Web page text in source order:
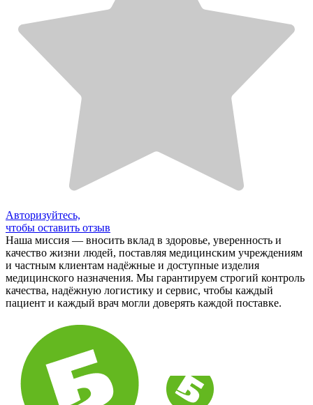
Авторизуйтесь,
чтобы оставить отзыв
Наша миссия — вносить вклад в здоровье, уверенность и
качество жизни людей, поставляя медицинским учреждениям
и частным клиентам надёжные и доступные изделия
медицинского назначения. Мы гарантируем строгий контроль
качества, надёжную логистику и сервис, чтобы каждый
пациент и каждый врач могли доверять каждой поставке.